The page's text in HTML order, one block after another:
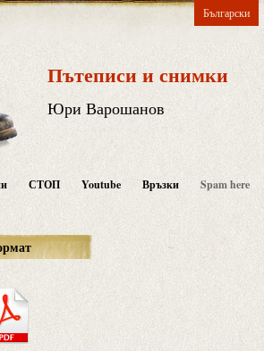
Български
Пътеписи и снимки
Юри Варошанов
СТОП Youtube Връзки Spam here